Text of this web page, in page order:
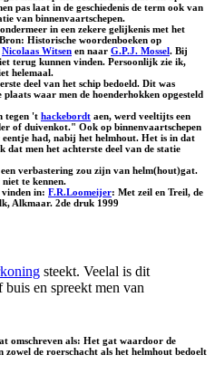
pas laat in de geschiedenis de term ook van
van binnenvaartschepen.
in een zekere gelijkenis met het
Historische woordenboeken op
Nicolaas Witsen en naar G.P.J. Mossel. Bij
terug kunnen vinden. Persoonlijk zie ik,
helemaal.
deel van het schip bedoeld. Dit was
plaats waar men de hoenderhokken opgesteld
tegen 't hackebordt aen, werd veeltijts een
of duivenkot." Ook op binnenvaartschepen
had, nabij het helmhout. Het is in dat
men het achterste deel van de statie
verbastering zou zijn van helm(hout)gat.
te kennen.
in: F.R.Loomeijer: Met zeil en Treil, de
Alkmaar. 2de druk 1999
steekt. Veelal is dit
en spreekt men van
omschreven als: Het gat waardoor de
de roerschacht als het helmhout bedoelt